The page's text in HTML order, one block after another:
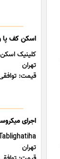
اسکن کف پا
کلینیک
تهران
قیمت:
اجرای
تهران